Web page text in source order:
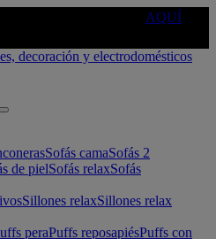
AQUÍ
Sofás camaSofás 2
de pielSofás relaxSofás
Sillones relaxSillones relax
peraPuffs reposapiésPuffs con